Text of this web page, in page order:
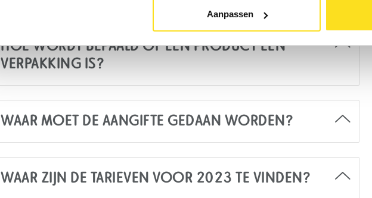
Aanpassen
HOE WORDT BEPAALD OF EEN PRODUCT EEN
VERPAKKING IS?
WAAR MOET DE AANGIFTE GEDAAN WORDEN?
WAAR ZIJN DE TARIEVEN VOOR 2023 TE VINDEN?